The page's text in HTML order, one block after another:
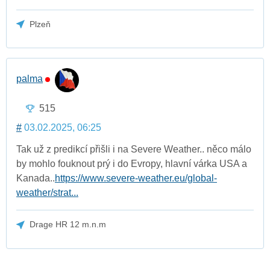
Plzeň
palma
515
# 03.02.2025, 06:25
Tak už z predikcí přišli i na Severe Weather.. něco málo
by mohlo fouknout prý i do Evropy, hlavní várka USA a
Kanada..https://www.severe-weather.eu/global-
weather/strat...
Drage HR 12 m.n.m